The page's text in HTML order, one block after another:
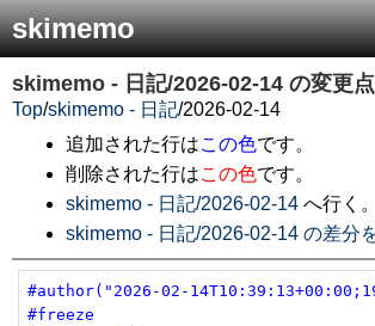
skimemo
skimemo - 日記/2026-02-14 の変更点
Top/skimemo - 日記/2026-02-14
追加された行はこの色です。
削除された行はこの色です。
skimemo - 日記/2026-02-14 へ行く。
skimemo - 日記/2026-02-14 の差分
#author("2026-02-
#freeze